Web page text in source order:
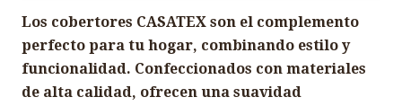
d
a
d
Los cobertores CASATEX son el complemento
perfecto para tu hogar, combinando estilo y
funcionalidad. Confeccionados con materiales
de alta calidad, ofrecen una suavidad